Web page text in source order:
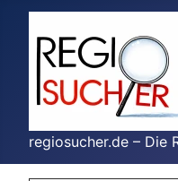
regiosucher.de – Die